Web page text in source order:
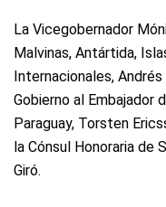
La Vicegobernador
Malvinas, Antártida,
Internacionales,
Gobierno al Embajador
Paraguay, Torsten
la Cónsul Honoraria de
Giró.